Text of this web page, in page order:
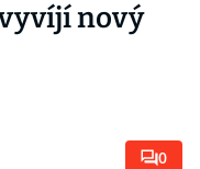
nový
0